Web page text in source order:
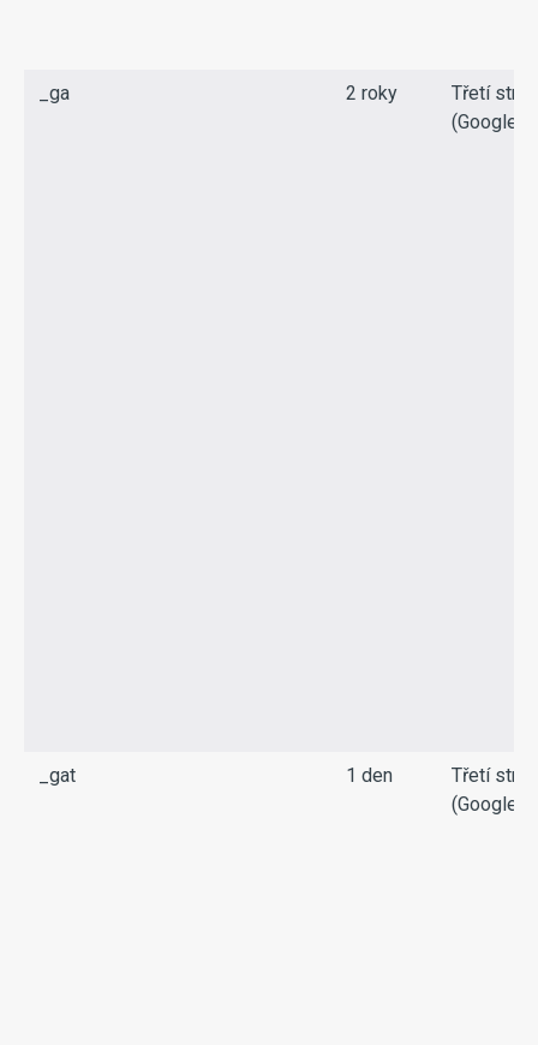
_ga 2 roky
Třetí
(Google)
_gat 1 den
Třetí
(Google)